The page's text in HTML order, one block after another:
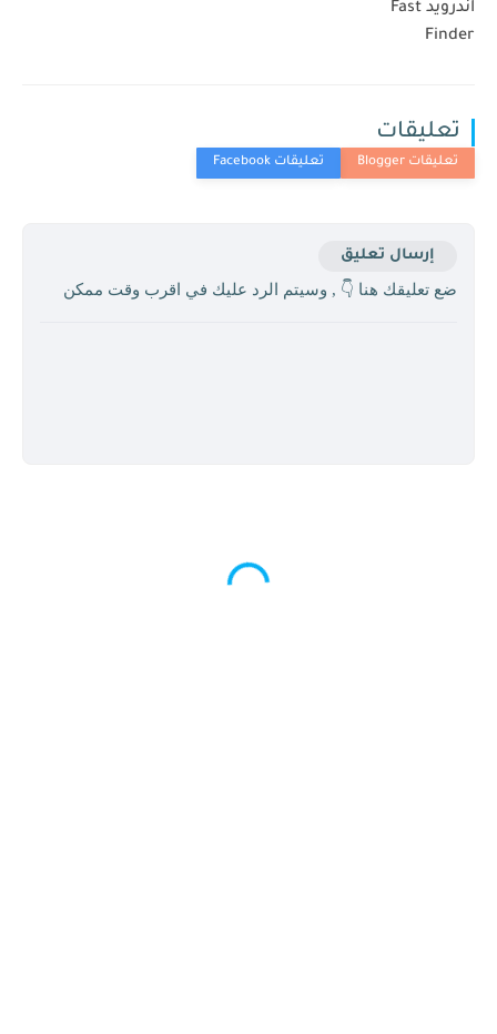
اندرويد Fast
Finder
تعليقات
إرسال تعليق
ضع تعليقك هنا 👇 , وسيتم الرد عليك في اقرب وقت ممكن